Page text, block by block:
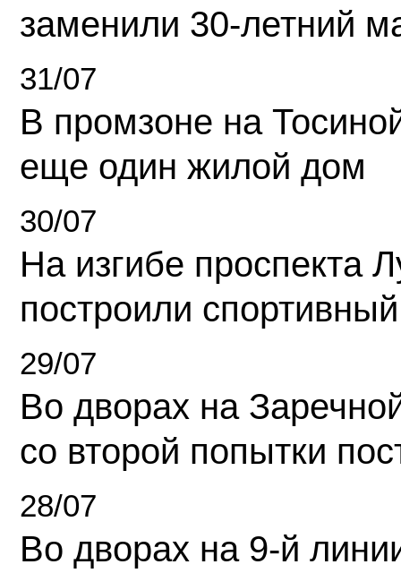
заменили 30-летний
31/07
В промзоне на
еще один жилой дом
30/07
На изгибе проспекта
построили
29/07
Во дворах на
со второй попытки
28/07
Во дворах на 9-й